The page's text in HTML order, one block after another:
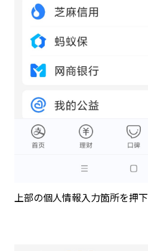
上部の個人情報入力箇所を押下